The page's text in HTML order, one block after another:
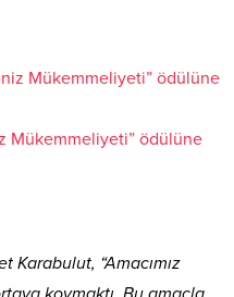
Mükemmeliyeti” ödülüne
Karabulut, “Amacımız